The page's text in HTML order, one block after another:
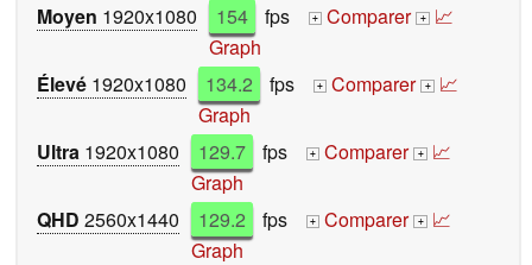
Moyen 1920x1080 154 fps + Comparer + 📈
Graph
Élevé 1920x1080 134.2 fps + Comparer + 📈
Graph
Ultra 1920x1080 129.7 fps + Comparer + 📈
Graph
QHD 2560x1440 129.2 fps + Comparer + 📈
Graph